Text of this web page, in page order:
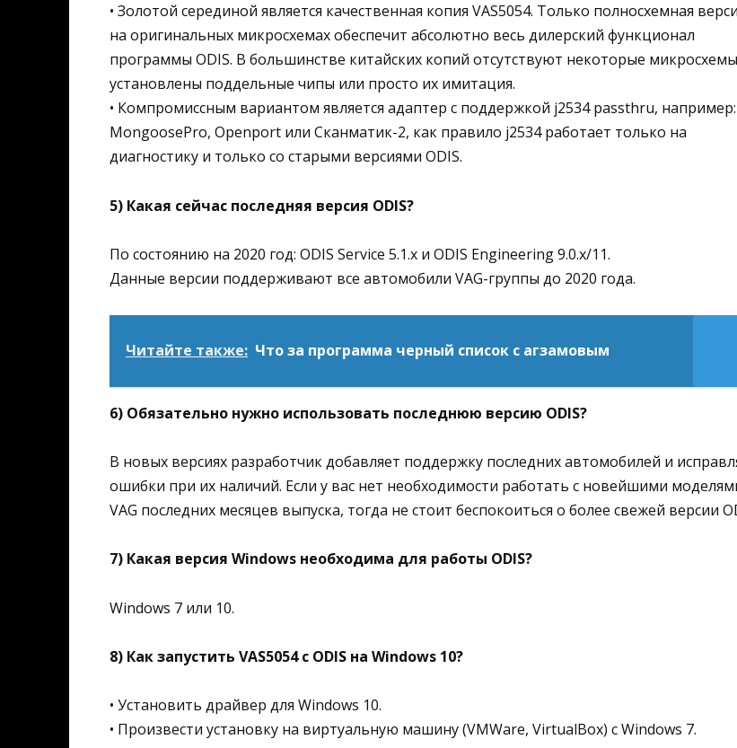
• Золотой серединой является качественная копия VAS5054. Только полносхемная
на оригинальных микросхемах обеспечит абсолютно весь дилерский функционал
программы ODIS. В большинстве китайских копий отсутствуют некоторые
установлены поддельные чипы или просто их имитация.
• Компромиссным вариантом является адаптер с поддержкой j2534 passthru, например:
MongoosePro, Openport или Сканматик-2, как правило j2534 работает только на
диагностику и только со старыми версиями ODIS.
5) Какая сейчас последняя версия ODIS?
По состоянию на 2020 год: ODIS Service 5.1.х и ODIS Engineering 9.0.х/11.
Данные версии поддерживают все автомобили VAG-группы до 2020 года.
Читайте также: Что за программа черный список с агзамовым
6) Обязательно нужно использовать последнюю версию ODIS?
В новых версиях разработчик добавляет поддержку последних автомобилей и
ошибки при их наличий. Если у вас нет необходимости работать с новейшими
VAG последних месяцев выпуска, тогда не стоит беспокоиться о более свежей версии
7) Какая версия Windows необходима для работы ODIS?
Windows 7 или 10.
8) Как запустить VAS5054 с ODIS на Windows 10?
• Установить драйвер для Windows 10.
• Произвести установку на виртуальную машину (VMWare, VirtualBox) с Windows 7.